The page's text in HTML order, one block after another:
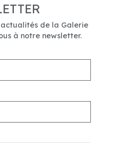
actualités de la Galerie
à notre newsletter.